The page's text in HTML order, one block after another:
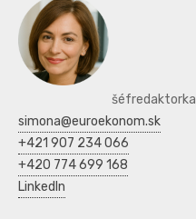
šéfredaktorka
simona@euroekonom.sk
+421 907 234 066
+420 774 699 168
LinkedIn